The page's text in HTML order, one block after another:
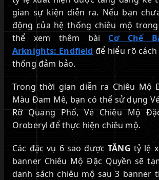
gian sự kiện diễn ra. Nếu bạn
động của hệ thống chiêu mộ
thể xem thêm bài Cơ Chế
Arknights: Endfield để hiểu rõ
thống đảm bảo.
Trong thời gian diễn ra Chiêu Mộ
Màu Đam Mê, bạn có thể sử dụng
Rỡ Quang Phổ, Vé Chiêu Mộ
Oroberyl để thực hiện chiêu mộ.
Các đặc vụ 6 sao đượcTĂNG tỷ lệ
banner Chiêu Mộ Đặc Quyền sẽ
danh sách chiêu mộ sau 3 banner